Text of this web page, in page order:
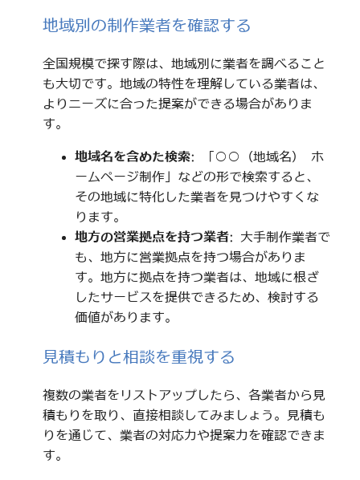
地域別の制作業者を確認する
全国規模で探す際は、地域別に業者を調べること
も大切です。地域の特性を理解している業者は、
よりニーズに合った提案ができる場合がありま
す。
地域名を含めた検索: 「○○（地域名） ホ
ームページ制作」などの形で検索すると、
その地域に特化した業者を見つけやすくな
ります。
地方の営業拠点を持つ業者: 大手制作業者で
も、地方に営業拠点を持つ場合がありま
す。地方に拠点を持つ業者は、地域に根ざ
したサービスを提供できるため、検討する
価値があります。
見積もりと相談を重視する
複数の業者をリストアップしたら、各業者から見
積もりを取り、直接相談してみましょう。見積も
りを通じて、業者の対応力や提案力を確認できま
す。